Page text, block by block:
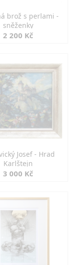
brož s perlami -
sněženky
2 200 Kč
Josef - Hrad
Karlštejn
3 000 Kč